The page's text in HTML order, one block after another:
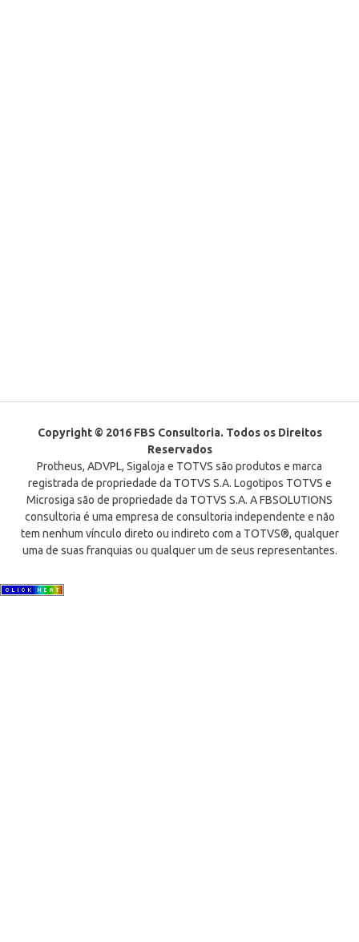
Copyright © 2016 FBS Consultoria. Todos os Direitos
Reservados
Protheus, ADVPL, Sigaloja e TOTVS são produtos e marca
registrada de propriedade da TOTVS S.A. Logotipos TOTVS e
Microsiga são de propriedade da TOTVS S.A. A FBSOLUTIONS
consultoria é uma empresa de consultoria independente e não
tem nenhum vínculo direto ou indireto com a TOTVS®, qualquer
uma de suas franquias ou qualquer um de seus representantes.